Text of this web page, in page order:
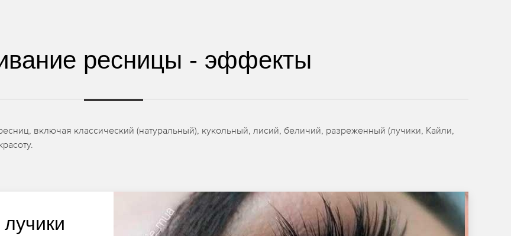
ресницы - эффекты
включая классический (натуральный), кукольный, лисий, беличий, разреженный (лучики, Кайли,